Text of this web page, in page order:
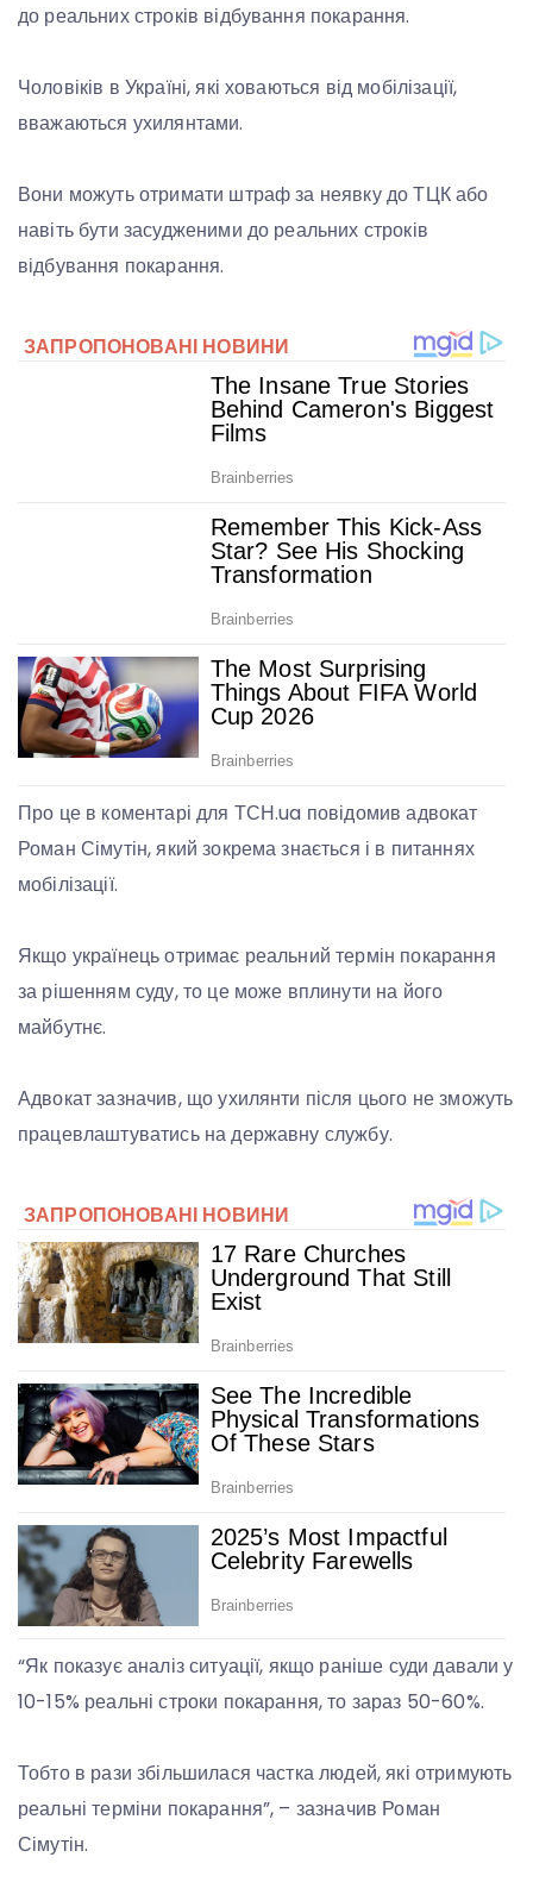
до реальних строків відбування покарання.
Чоловіків в Україні, які ховаються від мобілізації,
вважаються ухилянтами.
Вони можуть отримати штраф за неявку до ТЦК або
навіть бути засудженими до реальних строків
відбування покарання.
Про це в коментарі для ТСН.ua повідомив адвокат
Роман Сімутін, який зокрема знається і в питаннях
мобілізації.
Якщо українець отримає реальний термін покарання
за рішенням суду, то це може вплинути на його
майбутнє.
Адвокат зазначив, що ухилянти після цього не зможуть
працевлаштуватись на державну службу.
“Як показує аналіз ситуації, якщо раніше суди давали у
10-15% реальні строки покарання, то зараз 50-60%.
Тобто в рази збільшилася частка людей, які отримують
реальні терміни покарання”, – зазначив Роман
Сімутін.